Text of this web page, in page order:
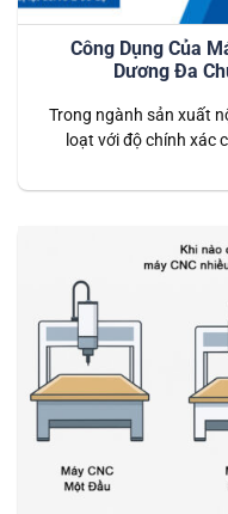
Công Dụng Của
Dương Đa
Trong ngành sản xuất
loạt với độ chính xác
ưu. Với khả năng gia